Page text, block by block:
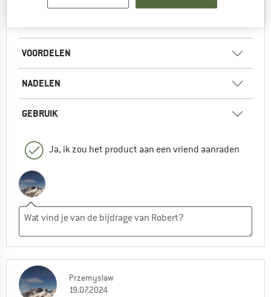
schoen voor een beginnende klimmer/klimster wellicht
VOORDELEN
NADELEN
GEBRUIK
Ja, ik zou het product aan een vriend aanraden
Przemyslaw
19.07.2024